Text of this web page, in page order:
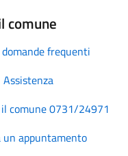
comune
frequenti
Assistenza
il comune 0731/24971
un appuntamento